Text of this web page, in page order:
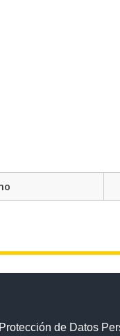
de Datos